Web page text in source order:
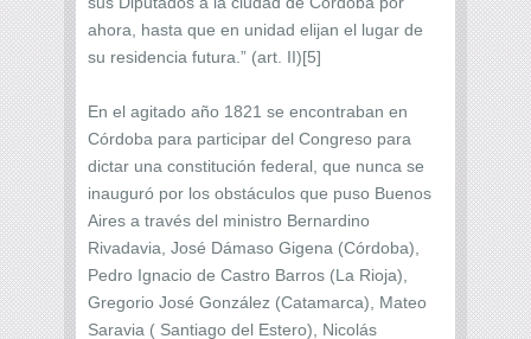
ahora, hasta que en unidad elijan el lugar de
su residencia futura.” (art. II)[5]
En el agitado año 1821 se encontraban en
Córdoba para participar del Congreso para
dictar una constitución federal, que nunca se
inauguró por los obstáculos que puso Buenos
Aires a través del ministro Bernardino
Rivadavia, José Dámaso Gigena (Córdoba),
Pedro Ignacio de Castro Barros (La Rioja),
Gregorio José González (Catamarca), Mateo
Saravia ( Santiago del Estero), Nicolás